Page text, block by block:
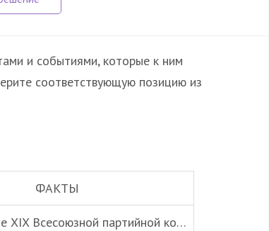
и событиями, которые к ним
соответствующую позицию из
ФАКТЫ
XIX Всесоюзной партийной ко…